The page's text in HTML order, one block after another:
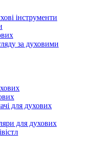
інструменти
за духовими
для духових
для духових